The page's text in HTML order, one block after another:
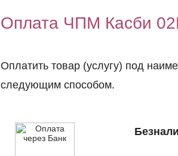
Оплата ЧПМ Касби
Оплатить товар (услугу) под
следующим способом.